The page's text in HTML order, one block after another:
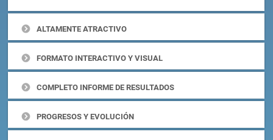
ALTAMENTE ATRACTIVO
FORMATO INTERACTIVO Y VISUAL
COMPLETO INFORME DE RESULTADOS
PROGRESOS Y EVOLUCIÓN